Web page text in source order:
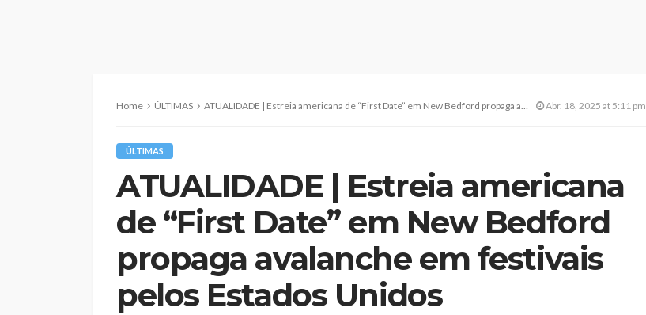
Home ÚLTIMAS ATUALIDADE | Estreia americana de “First Date” em New Bedford propaga avalanche em festivais pelos Estados Unidos Abr. 18, 2025 at 5:11 pm
ÚLTIMAS
ATUALIDADE | Estreia americana
de “First Date” em New Bedford
propaga avalanche em festivais
pelos Estados Unidos